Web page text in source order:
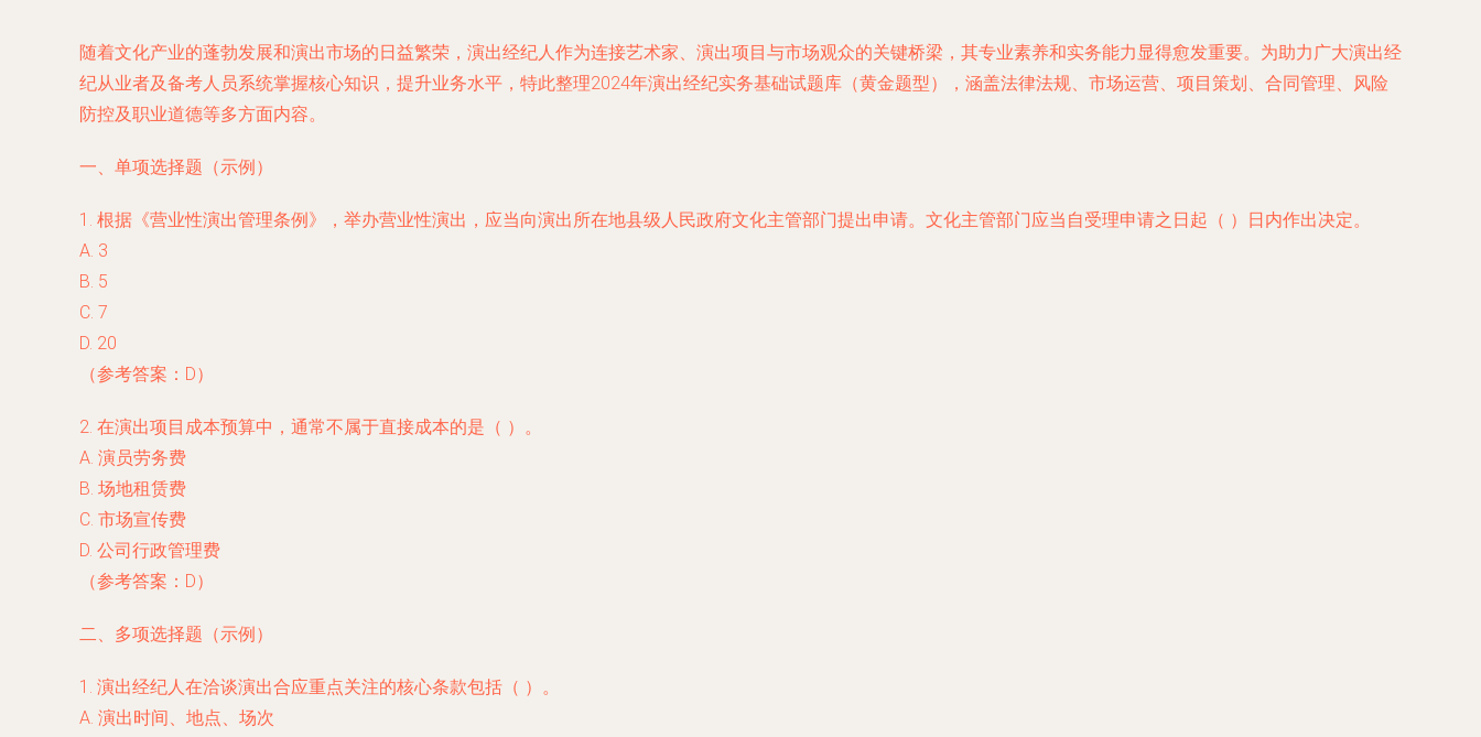
随着文化产业的蓬勃发展和演出市场的日益繁荣，演出经纪人作为连接艺术家、演出项目与市场观众的关键桥梁，其专业素养和实务能力显得愈发重要。为助力广大演出经
纪从业者及备考人员系统掌握核心知识，提升业务水平，特此整理2024年演出经纪实务基础试题库（黄金题型），涵盖法律法规、市场运营、项目策划、合同管理、风险
防控及职业道德等多方面内容。
一、单项选择题（示例）
1. 根据《营业性演出管理条例》，举办营业性演出，应当向演出所在地县级人民政府文化主管部门提出申请。文化主管部门应当自受理申请之日起（ ）日内作出决定。
A. 3
B. 5
C. 7
D. 20
（参考答案：D）
2. 在演出项目成本预算中，通常不属于直接成本的是（ ）。
A. 演员劳务费
B. 场地租赁费
C. 市场宣传费
D. 公司行政管理费
（参考答案：D）
二、多项选择题（示例）
1. 演出经纪人在洽谈演出合应重点关注的核心条款包括（ ）。
A. 演出时间、地点、场次